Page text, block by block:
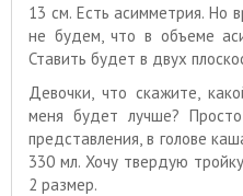
13 см. Есть асимметрия. Но
не будем, что в объеме
Ставить будет в двух
Девочки, что скажите,
меня будет лучше?
представления, в голове
330 мл. Хочу твердую
2 размер.